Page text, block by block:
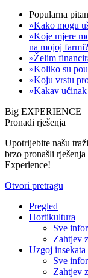
Popularna
»Kako mogu
»Koje mjere
na mojoj
»Želim
»Koliko su
»Koju vrstu
»Kakav
Big EXPERIENCE
Pronađi rješenja
Upotrijebite našu
brzo pronašli
Experience!
Otvori pretragu
Pregled
Hortikultura
Sve
Zahtjev
Uzgoj insekata
Sve
Zahtjev